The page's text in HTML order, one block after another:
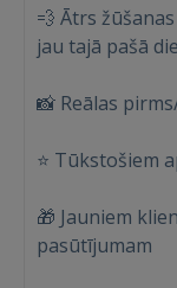
💨 Ātrs
jau tajā pašā
📸 Reālas
⭐ Tūkstošiem
🎁 Jauniem
pasūtījumam